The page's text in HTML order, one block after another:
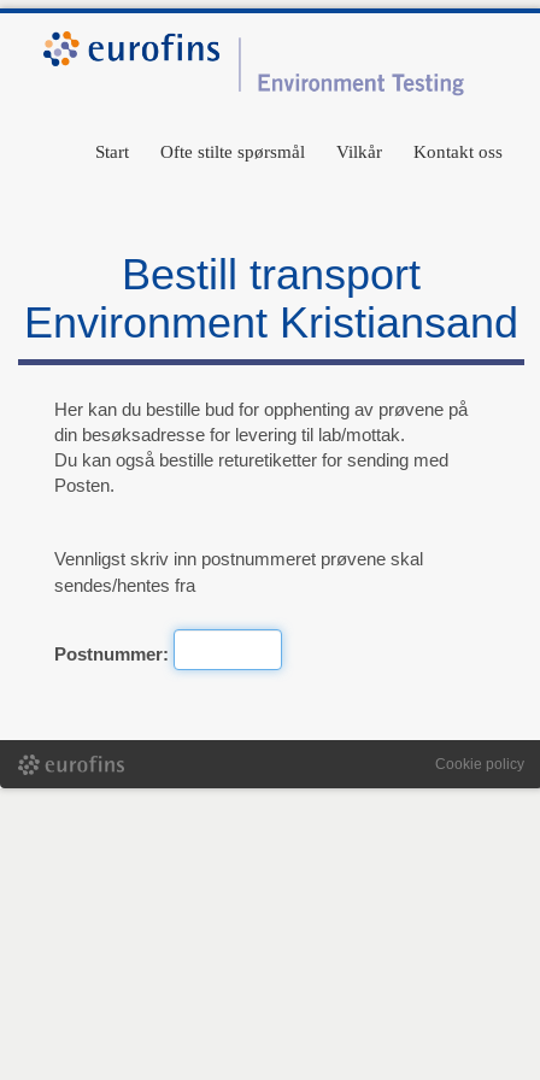
Start Ofte stilte spørsmål Vilkår Kontakt oss
Bestill transport
Environment Kristiansand
Her kan du bestille bud for opphenting av prøvene på
din besøksadresse for levering til lab/mottak.
Du kan også bestille returetiketter for sending med
Posten.
Vennligst skriv inn postnummeret prøvene skal
sendes/hentes fra
Postnummer:
Cookie policy